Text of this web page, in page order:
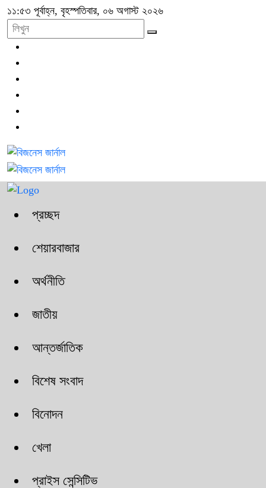
১১:৫৩ পূর্বাহ্ন, বৃহস্পতিবার, ০৬ অগাস্ট ২০২৬
প্রচ্ছদ
শেয়ারবাজার
অর্থনীতি
জাতীয়
আন্তর্জাতিক
বিশেষ সংবাদ
বিনোদন
খেলা
প্রাইস সেন্সিটিভ